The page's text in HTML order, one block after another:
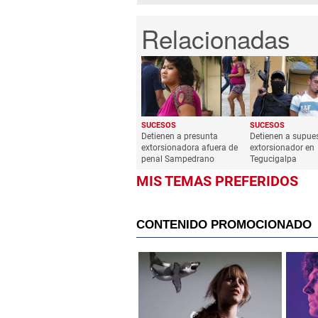
SUCESOS
Detienen a presunta
extorsionadora afuera de
penal Sampedrano
SUCESOS
Detienen a
extorsionador en
Tegucigalpa
MIS TEMAS PREFERIDOS